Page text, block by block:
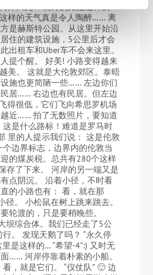
岸风光-> 前方的路是这样的：
样的天气真是令人陶醉…… 离
是赫斯特公园。从这里开始沿
住的建筑设施，5公里后才会
出租车和Uber车不会来这里。
提个醒。 好美! 小路变得越来
美。 这就是大伦敦郊区。泰晤
施也更简陋一些…… 左边你们
居…… 右边也有民居。但左边
得很低，它们飞向希思罗机场
近…… 拍了无数照片，要知道
是什么路标！难道是罗马时
里的人提示我们说： 这是伦敦
边界标志，边界内的伦敦当
的煤炭税。总共有280个这样
存了下来。 河岸的另一端又是
点阴沉。 沿着小径，不时看
的小路也有： 看，就在那
。 小松鼠在树上跳来跳去。
轮渡的，只是要稍晚些。
坝综合体。我们已经走了5公
。 发现天鹅了吗？ “永久停
是这样的… “希望-4”:) 又时无
…… 河岸停靠着朴素的小船。
，就是它们。 “仪仗队” 🙂 边